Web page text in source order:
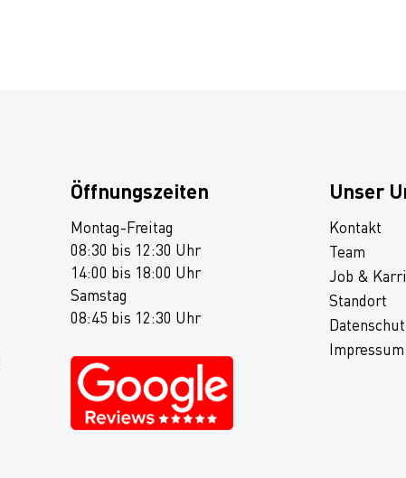
Öffnungszeiten
Montag-Freitag
08:30 bis 12:30 Uhr
14:00 bis 18:00 Uhr
Samstag
08:45 bis 12:30 Uhr
Unser
Kontakt
Team
Job &
Standort
Impressum